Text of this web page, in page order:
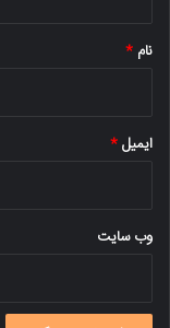
نام *
ایمیل*
وب‌ سایت